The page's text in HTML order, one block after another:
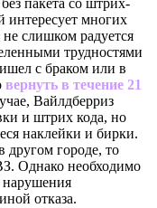
пакета со штрих-
интересует многих
слишком радуется
трудностями
с браком или в
вернуть в течение 21
Вайлдберриз
и штрих кода, но
наклейки и бирки.
другом городе, то
Однако необходимо
отказа.